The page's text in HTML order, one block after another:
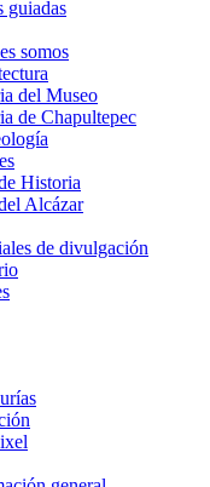
guiadas
somos
del Museo
de Chapultepec
Historia
Alcázar
de divulgación